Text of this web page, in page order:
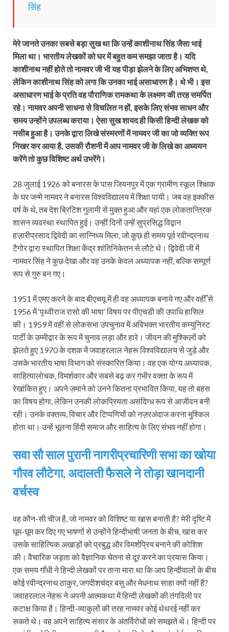
सिंह
मेरे जानते उनका सबसे बड़ा सुख था कि उन्हें काशीनाथ सिंह जैसा भाई
मिला था। भारतीय लेखकों को घर में बहुत कम समझा जाता है। यदि
काशीनाथ नहीं होते तो नामवर जी भी यह पीड़ा झेलने के लिए अभिशप्त थे,
लेकिन काशीनाथ सिंह को लगा कि उनका भाई असाधारण है। थे भी। इस
असाधारण भाई के प्रति वह पौराणिक रामकथा के लक्ष्मण की तरह समर्पित
रहे। नामवर अपनी साधना से विचलित न हों, इसके लिए संभव साधन और
समय उन्होंने उपलब्ध कराया। ऐसा सुख शायद ही किसी हिन्दी लेखक को
नसीब हुआ है। उनके द्वारा लिखे संस्मरणों में नामवर जी का जो व्यक्ति रूप
निखर कर आया है, उसकी रौशनी में आप नामवर जी के लिखे का अध्ययन
करेंगे तो कुछ विशिष्ट अर्थ उभरेंगे।
28 जुलाई 1926 को बनारस के पास जियनपुर में एक ग्रामीण स्कूल शिक्षक
के घर जन्मे नामवर ने बनारस विश्वविद्यालय में शिक्षा पायी। जब वह इक्कीस
वर्ष के थे, तब देश ब्रिटिश गुलामी से मुक्त हुआ और यहां एक लोकतान्त्रिक
शासन व्यवस्था स्थापित हुई। उन्हीं दिनों उन्हें सुप्रसिद्ध विद्वान
हज़ारीप्रसाद द्विवेदी का सान्निध्य मिला, जो कुछ ही समय पूर्व रवीन्द्रनाथ
टैगोर द्वारा स्थापित शिक्षा केंद्र शांतिनिकेतन से लौटे थे। द्विवेदी जी में
नामवर सिंह ने कुछ देखा और वह उनके केवल अध्यापक नहीं, बल्कि सम्पूर्ण
रूप से गुरु बन गए।
1951 में एमए करने के बाद बीएचयू में ही वह अध्यापक बनाये गए और वहीँ से
1956 में ‘पृथ्वीराज रासो की भाषा’ विषय पर पीएचडी की उपाधि हासिल
की। 1959 में वहीं से लोकसभा उपचुनाव में अविभक्त भारतीय कम्युनिस्ट
पार्टी के उम्मीद्वार के रूप में चुनाव लड़ा और हारे। जीवन की मुश्किलों को
झेलते हुए 1970 के दशक में जवाहरलाल नेहरू विश्वविद्यालय से जुड़े और
उसके भारतीय भाषा विभाग को संस्कारित किया। वह एक योग्य अध्यापक,
साहित्यालोचक, विमर्शकार और सबसे बढ़ कर गंभीर वक्ता के रूप में
रेखांकित हुए। अपने ज़माने को उनने कितना प्रभावित किया, यह तो बहस
का विषय होगा, लेकिन उनकी लोकप्रियता असंदिग्ध रूप से आजीवन बनी
रही। उनके वक्तव्य, विचार और टिप्पणियों को नज़रअंदाज करना मुश्किल
होता था। उन्हें भूलना हिंदी समाज और साहित्य के लिए संभव नहीं होगा।
सवा सौ साल पुरानी नागरीप्रचारिणी सभा का खोया
गौरव लौटेगा, अदालती फैसले ने तोड़ा खानदानी
वर्चस्व
वह कौन-सी चीज है, जो नामवर को विशिष्ट या खास बनाती है? मेरी दृष्टि में
घूम-घूम कर दिए गए भाषणों से उन्होंने हिन्दीभाषी जनता के बीच, खास कर
उसके साहित्यिक अखाड़ों को प्रबुद्ध और विमर्शप्रिय बनाने की कोशिश
की। वैचारिक जड़ता को वैज्ञानिक चेतना से दूर करने का प्रयास किया।
एक समय गाँधी ने हिन्दी लेखकों पर ताना मारा था कि आप हिन्दीवालों के बीच
कोई रवीन्द्रनाथ ठाकुर, जगदीशचंद्र बसु और मेधनाथ साहा क्यों नहीं है?
जवाहरलाल नेहरू ने अपनी आत्मकथा में हिन्दी लेखकों की तंगदिली पर
कटाक्ष किया है। हिन्दी-व्याकुलों की तरह नामवर कोई थेथरई नहीं कर
सकते थे। वह अपने साहित्य संसार के अंतर्विरोधों को समझते थे। हिन्दी पर